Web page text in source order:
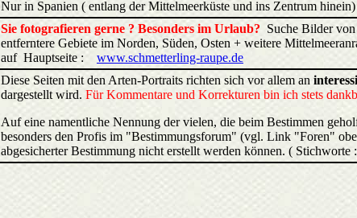
Nur in Spanien ( entlang der Mittelmeerküste und ins Zentrum
Sie fotografieren gerne ? Besonders im Urlaub? Suche Bilder
entferntere Gebiete im Norden, Süden, Osten + weitere
auf Hauptseite :
www.schmetterling-raupe.de
Diese Seiten mit den Arten-Portraits richten sich vor allem an
dargestellt wird. Für Kommentare und Korrekturen bin ich stets
Auf eine namentliche Nennung der vielen, die beim Bestimmen
besonders den Profis im "Bestimmungsforum" (vgl. Link "Foren"
abgesicherter Bestimmung nicht erstellt werden können. (